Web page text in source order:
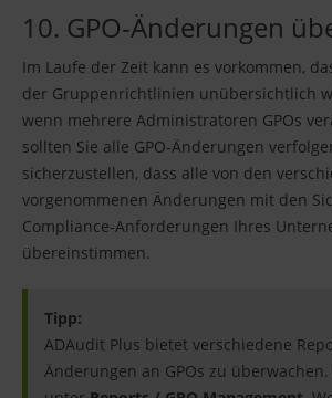
10. GPO-Änderungen
Im Laufe der Zeit kann es vorkommen,
der Gruppenrichtlinien unübersichtlich
wenn mehrere Administratoren GPOs
sollten Sie alle GPO-Änderungen
sicherzustellen, dass alle von den
vorgenommenen Änderungen mit den
Compliance-Anforderungen Ihres
übereinstimmen.
Tipp:
ADAudit Plus bietet verschiedene
Änderungen an GPOs zu